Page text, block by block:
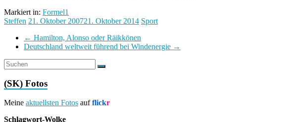
Markiert in: Formel1
Steffen 21. Oktober 200721. Oktober 2014 Sport
← Hamilton, Alonso oder Räikkönen
Deutschland weltweit führend bei Windenergie →
(SK) Fotos
Meine aktuellsten Fotos aufflickr
Schlagwort-Wolke